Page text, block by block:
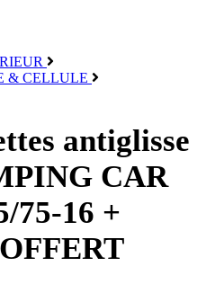
& CELLULE
antiglisse
CAR
75-16 +